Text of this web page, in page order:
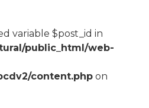
variable $post_id in
public_html/web-
content.phpon